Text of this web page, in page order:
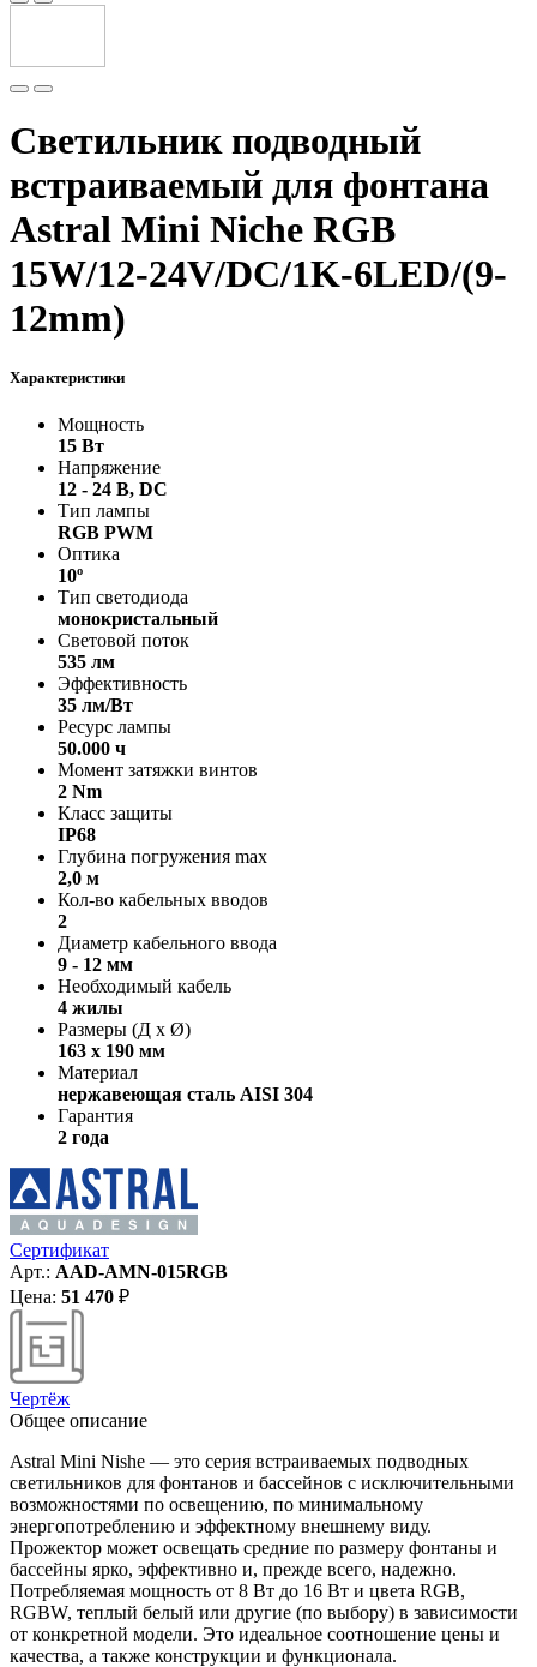
Светильник подводный
встраиваемый для фонтана
Astral Mini Niсhe RGB
15W/12-24V/DC/1K-6LED/(9-
12mm)
Характеристики
Мощность
15 Вт
Напряжение
12 - 24 В, DC
Тип лампы
RGB PWM
Оптика
10º
Тип светодиода
монокристальный
Световой поток
535 лм
Эффективность
35 лм/Вт
Ресурс лампы
50.000 ч
Момент затяжки винтов
2 Nm
Класс защиты
IP68
Глубина погружения max
2,0 м
Кол-во кабельных вводов
2
Диаметр кабельного ввода
9 - 12 мм
Необходимый кабель
4 жилы
Размеры (Д х Ø)
163 х 190 мм
Материал
нержавеющая сталь AISI 304
Гарантия
2 года
Сертификат
Арт.: AAD-AMN-015RGB
Цена: 51 470 ₽
Чертёж
Общее описание
Astral Mini Nishe — это серия встраиваемых подводных
светильников для фонтанов и бассейнов с исключительными
возможностями по освещению, по минимальному
энергопотреблению и эффектному внешнему виду.
Прожектор может освещать средние по размеру фонтаны и
бассейны ярко, эффективно и, прежде всего, надежно.
Потребляемая мощность от 8 Вт до 16 Вт и цвета RGB,
RGBW, теплый белый или другие (по выбору) в зависимости
от конкретной модели. Это идеальное соотношение цены и
качества, а также конструкции и функционала.